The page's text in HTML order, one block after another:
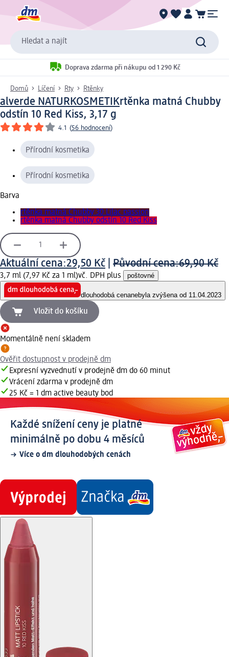
Hledat a najít
Doprava zdarma při nákupu od 1 290 Kč
Domů Líčení Rty Rtěnky
alverde NATURKOSMETIKrtěnka matná Chubby
odstín 10 Red Kiss, 3,17 g
4.1 (56 hodnocení)
Přírodní kosmetika
Přírodní kosmetika
Barva
rtěnka matná Chubby 30 Lilac passion
rtěnka matná Chubby odstín 10 Red Kiss
Aktuální cena:29,50 Kč Původní cena:69,90 Kč
3,7 ml (7,97 Kč za 1 ml)vč. DPH plus poštovné
dlouhodobá cenanebyla zvýšena od 11.04.2023
Vložit do košíku
Momentálně není skladem
Ověřit dostupnost v prodejně dm
Expresní vyzvednutí v prodejně dm do 60 minut
Vrácení zdarma v prodejně dm
25 Kč = 1 dm active beauty bod
Každé snížení ceny je platné
minimálně po dobu 4 měsíců
Více o dm dlouhodobých cenách